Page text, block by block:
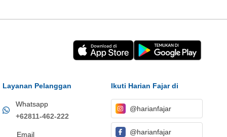
Layanan Pelanggan
Whatsapp
+62811-462-222
Email
Ikuti Harian Fajar di
@harianfajar
@harianfajar